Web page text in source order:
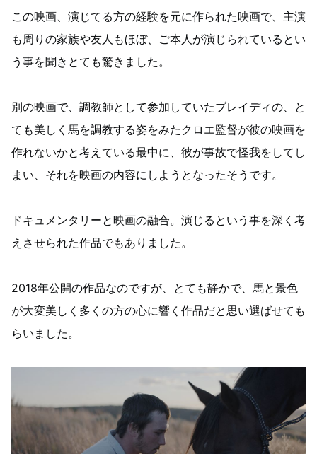
この映画、演じてる方の経験を元に作られた映画で、主演
も周りの家族や友人もほぼ、ご本人が演じられているとい
う事を聞きとても驚きました。
別の映画で、調教師として参加していたブレイディの、と
ても美しく馬を調教する姿をみたクロエ監督が彼の映画を
作れないかと考えている最中に、彼が事故で怪我をしてし
まい、それを映画の内容にしようとなったそうです。
ドキュメンタリーと映画の融合。演じるという事を深く考
えさせられた作品でもありました。
2018年公開の作品なのですが、とても静かで、馬と景色
が大変美しく多くの方の心に響く作品だと思い選ばせても
らいました。